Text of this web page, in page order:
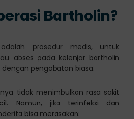
Bartholin?
prosedur medis, untuk
abses pada kelenjar bartholin
pengobatan biasa.
tidak menimbulkan rasa sakit
Namun, jika terinfeksi dan
bisa merasakan: